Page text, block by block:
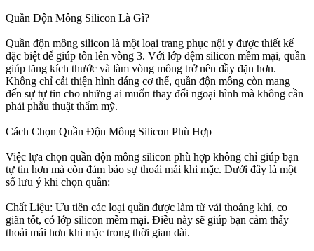
Quần Độn Mông Silicon Là Gì?
Quần độn mông silicon là một loại trang phục nội y được thiết kế
đặc biệt để giúp tôn lên vòng 3. Với lớp đệm silicon mềm mại, quần
giúp tăng kích thước và làm vòng mông trở nên đầy đặn hơn.
Không chỉ cải thiện hình dáng cơ thể, quần độn mông còn mang
đến sự tự tin cho những ai muốn thay đổi ngoại hình mà không cần
phải phẫu thuật thẩm mỹ.
Cách Chọn Quần Độn Mông Silicon Phù Hợp
Việc lựa chọn quần độn mông silicon phù hợp không chỉ giúp bạn
tự tin hơn mà còn đảm bảo sự thoải mái khi mặc. Dưới đây là một
số lưu ý khi chọn quần:
Chất Liệu: Ưu tiên các loại quần được làm từ vải thoáng khí, co
giãn tốt, có lớp silicon mềm mại. Điều này sẽ giúp bạn cảm thấy
thoải mái hơn khi mặc trong thời gian dài.